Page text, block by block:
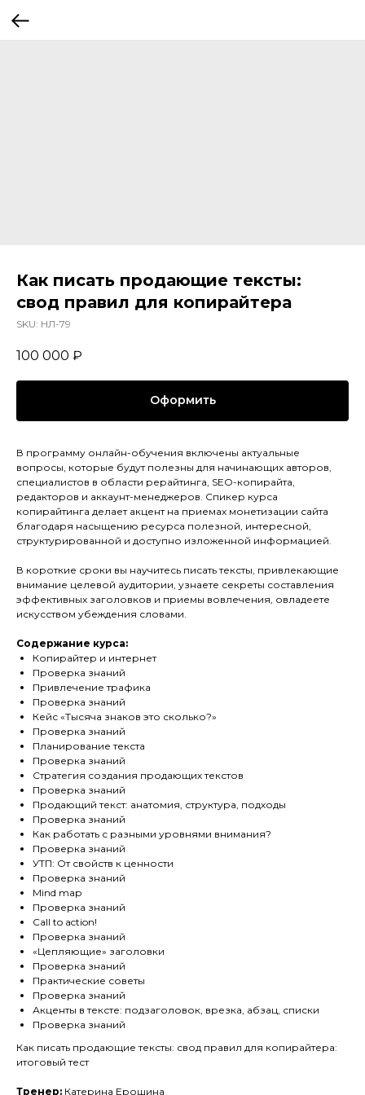
Как писать продающие тексты:
свод правил для копирайтера
SKU: НЛ-79
100 000 ₽
Оформить
В программу онлайн-обучения включены актуальные
вопросы, которые будут полезны для начинающих авторов,
специалистов в области рерайтинга, SEO-копирайта,
редакторов и аккаунт-менеджеров. Спикер курса
копирайтинга делает акцент на приемах монетизации сайта
благодаря насыщению ресурса полезной, интересной,
структурированной и доступно изложенной информацией.
В короткие сроки вы научитесь писать тексты, привлекающие
внимание целевой аудитории, узнаете секреты составления
эффективных заголовков и приемы вовлечения, овладеете
искусством убеждения словами.
Содержание курса:
Копирайтер и интернет
Проверка знаний
Привлечение трафика
Проверка знаний
Кейс «Тысяча знаков это сколько?»
Проверка знаний
Планирование текста
Проверка знаний
Стратегия создания продающих текстов
Проверка знаний
Продающий текст: анатомия, структура, подходы
Проверка знаний
Как работать с разными уровнями внимания?
Проверка знаний
УТП: От свойств к ценности
Проверка знаний
Mind map
Проверка знаний
Call to action!
Проверка знаний
«Цепляющие» заголовки
Проверка знаний
Практические советы
Проверка знаний
Акценты в тексте: подзаголовок, врезка, абзац, списки
Проверка знаний
Как писать продающие тексты: свод правил для копирайтера:
итоговый тест
Тренер: Катерина Ерошина